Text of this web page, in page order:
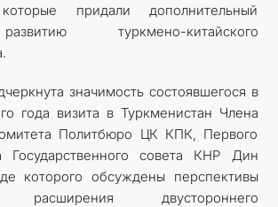
придали дополнительный
туркмено-китайского
значимость состоявшегося в
года визита в Туркменистан Члена
Политбюро ЦК КПК, Первого
Государственного совета КНР Дин
которого обсуждены перспективы
расширения двустороннего